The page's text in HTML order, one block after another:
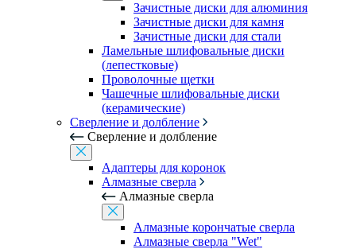
Зачистные диски для алюминия
Зачистные диски для камня
Зачистные диски для стали
Ламельные шлифовальные диски
(лепестковые)
Проволочные щетки
Чашечные шлифовальные диски
(керамические)
Сверление и долбление
Сверление и долбление
Адаптеры для коронок
Алмазные сверла
Алмазные сверла
Алмазные корончатые сверла
Алмазные сверла "Wet"